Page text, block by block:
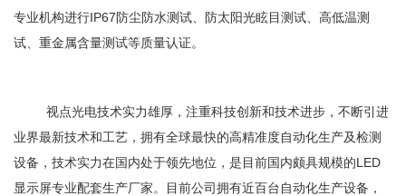
专业机构进行IP67防尘防水测试、防太阳光眩目测试、高低温测
试、重金属含量测试等质量认证。
视点光电技术实力雄厚，注重科技创新和技术进步，不断引进
业界最新技术和工艺，拥有全球最快的高精准度自动化生产及检测
设备，技术实力在国内处于领先地位，是目前国内颇具规模的LED
显示屏专业配套生产厂家。目前公司拥有近百台自动化生产设备，